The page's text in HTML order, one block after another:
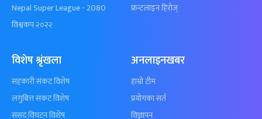
Nepal Super League - 2080
विश्वकप २०२२
फ्रन्टलाइन हिरोज्
विशेष श्रृंखला
सहकारी संकट विशेष
लगुबित्त संकट विशेष
संसद विघटन विशेष
अनलाइनखबर
हाम्रो टीम
प्रयोगका सर्त
विज्ञापन